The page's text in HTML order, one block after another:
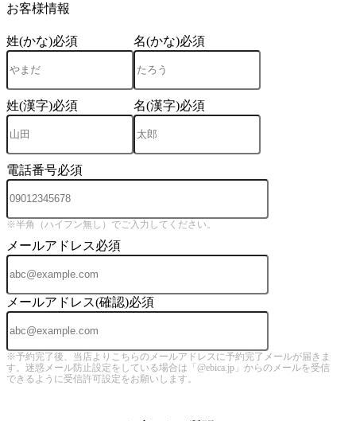
お客様情報
姓(かな)必須 名(かな)必須
姓(漢字)必須 名(漢字)必須
電話番号必須
※半角（ハイフン無し）でご入力してください。
メールアドレス必須
メールアドレス(確認)必須
※予約完了後、当店よりこちらのメールアドレスに予約完了メールが届きま
す。迷惑メール防止設定をしている場合は「@ebica.jp」からのメールを受信
できるように受信許可設定をお願いします。